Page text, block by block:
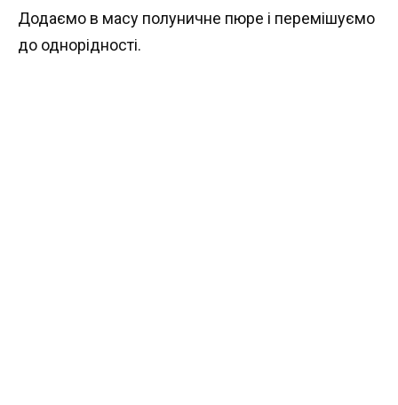
Додаємо в масу полуничне пюре і перемішуємо
до однорідності.